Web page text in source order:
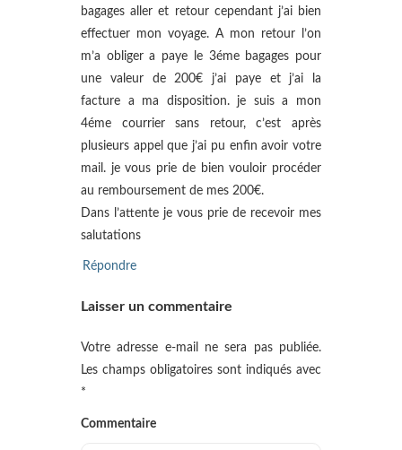
bagages aller et retour cependant j’ai bien
effectuer mon voyage. A mon retour l’on
m’a obliger a paye le 3éme bagages pour
une valeur de 200€ j’ai paye et j’ai la
facture a ma disposition. je suis a mon
4éme courrier sans retour, c’est après
plusieurs appel que j’ai pu enfin avoir votre
mail. je vous prie de bien vouloir procéder
au remboursement de mes 200€.
Dans l’attente je vous prie de recevoir mes
salutations
Répondre
Laisser un commentaire
Votre adresse e-mail ne sera pas publiée.
Les champs obligatoires sont indiqués avec
*
Commentaire